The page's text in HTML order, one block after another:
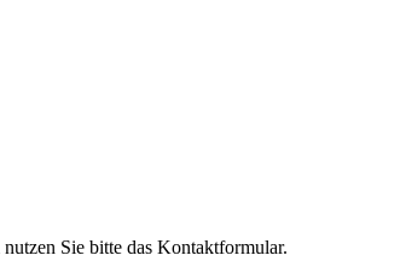
Sie bitte das Kontaktformular.